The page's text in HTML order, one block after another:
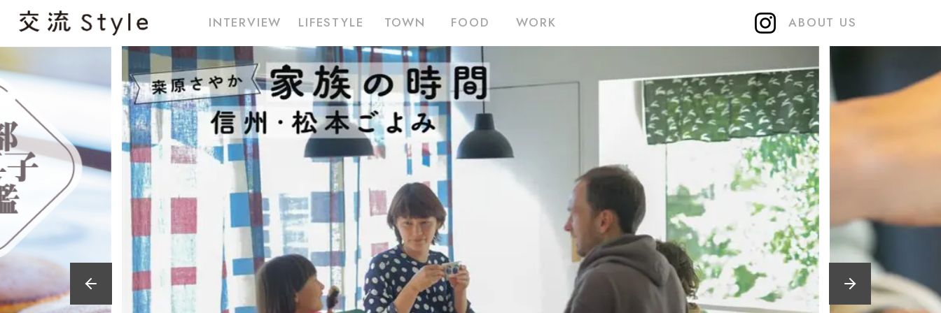
INTERVIEW LIFESTYLE TOWN FOOD WORK ABOUT US